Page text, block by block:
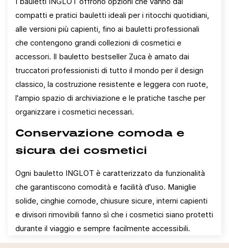
compatti e pratici bauletti ideali per i ritocchi quotidiani,
alle versioni più capienti, fino ai bauletti professionali
che contengono grandi collezioni di cosmetici e
accessori. Il bauletto bestseller Zuca è amato dai
truccatori professionisti di tutto il mondo per il design
classico, la costruzione resistente e leggera con ruote,
l'ampio spazio di archiviazione e le pratiche tasche per
organizzare i cosmetici necessari.
Conservazione comoda e
sicura dei cosmetici
Ogni bauletto INGLOT è caratterizzato da funzionalità
che garantiscono comodità e facilità d'uso. Maniglie
solide, cinghie comode, chiusure sicure, interni capienti
e divisori rimovibili fanno sì che i cosmetici siano protetti
durante il viaggio e sempre facilmente accessibili.
Accedi
Devi essere loggato per salvare prodotti nella tua
lista dei desideri.
Annulla